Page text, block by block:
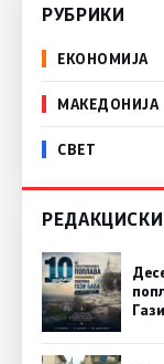
РУБРИКИ
ЕКОНОМИЈА
МАКЕДОНИЈА
СВЕТ